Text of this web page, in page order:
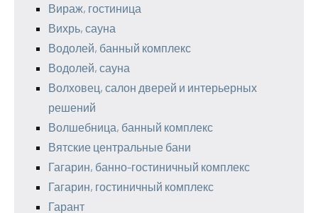
Вираж, гостиница
Вихрь, сауна
Водолей, банный комплекс
Водолей, сауна
Волховец, салон дверей и интерьерных
решений
Волшебница, банный комплекс
Вятские центральные бани
Гагарин, банно-гостиничный комплекс
Гагарин, гостиничный комплекс
Гарант